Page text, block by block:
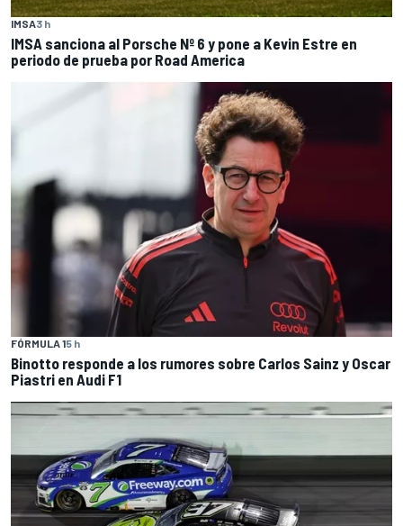
IMSA3 h
IMSA sanciona al Porsche Nº 6 y pone a Kevin Estre en
periodo de prueba por Road America
FÓRMULA 15 h
Binotto responde a los rumores sobre Carlos Sainz y Oscar
Piastri en Audi F1